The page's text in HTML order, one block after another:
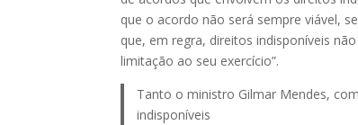
que o acordo não será sempre viável,
que, em regra, direitos indisponíveis
limitação ao seu exercício”.
Tanto o ministro Gilmar Mendes,
indisponíveis